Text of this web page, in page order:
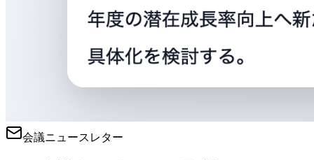
会議ニュースレター